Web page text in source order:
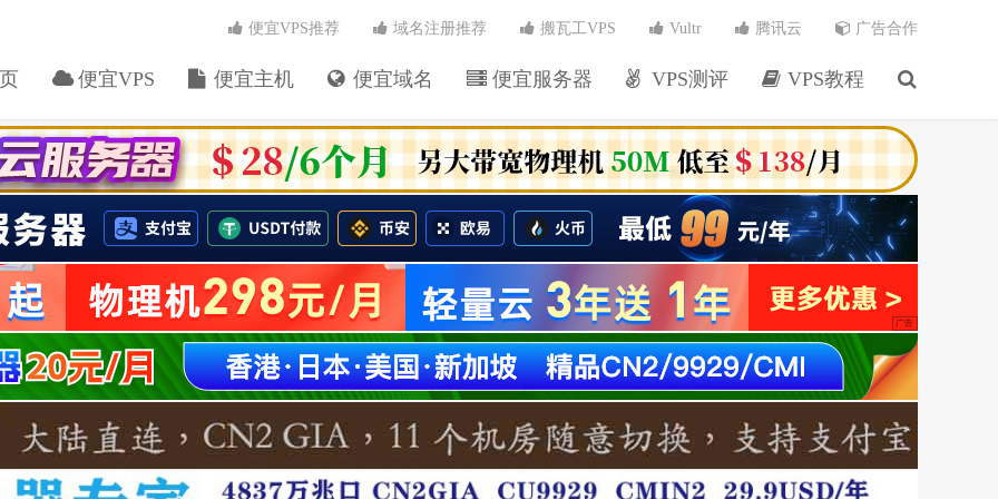
便宜VPS 便宜主机 便宜域名 便宜服务器 VPS测评 VPS教程
便宜VPS推荐 域名注册推荐 搬瓦工VPS Vultr 腾讯云 广告合作